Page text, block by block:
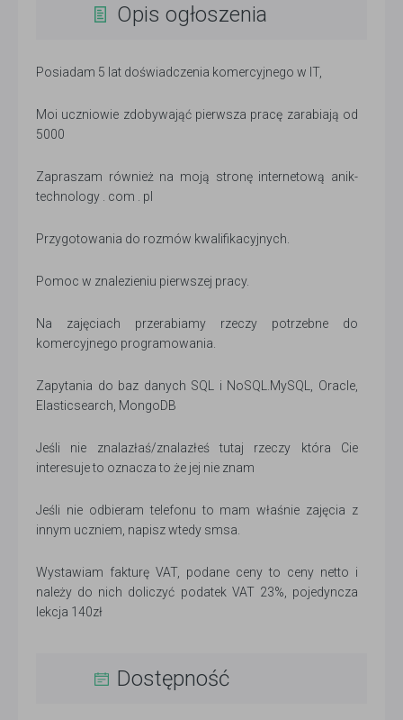
Opis ogłoszenia
Posiadam 5 lat doświadczenia komercyjnego w IT,
Moi uczniowie zdobywająć pierwsza pracę zarabiają od
5000
Zapraszam również na moją stronę internetową anik-
technology . com . pl
Przygotowania do rozmów kwalifikacyjnych.
Pomoc w znalezieniu pierwszej pracy.
Na zajęciach przerabiamy rzeczy potrzebne do
komercyjnego programowania.
Zapytania do baz danych SQL i NoSQL.MySQL, Oracle,
Elasticsearch, MongoDB
Jeśli nie znalazłaś/znalazłeś tutaj rzeczy która Cie
interesuje to oznacza to że jej nie znam
Jeśli nie odbieram telefonu to mam właśnie zajęcia z
innym uczniem, napisz wtedy smsa.
Wystawiam fakturę VAT, podane ceny to ceny netto i
należy do nich doliczyć podatek VAT 23%, pojedyncza
lekcja 140zł
Dostępność